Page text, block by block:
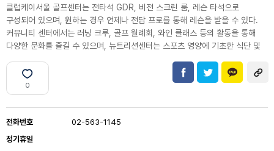
클럽케이서울 골프센터는 전타석 GDR, 비전 스크린 룸, 레슨 타석으로
구성되어 있으며, 원하는 경우 언제나 전담 프로를 통해 레슨을 받을 수 있다.
커뮤니티 센터에서는 러닝 크루, 골프 월례회, 와인 클래스 등의 활동을 통해
다양한 문화를 즐길 수 있으며, 뉴트리션센터는 스포츠 영양에 기초한 식단 및
0
전화번호
02-563-1145
정기휴일